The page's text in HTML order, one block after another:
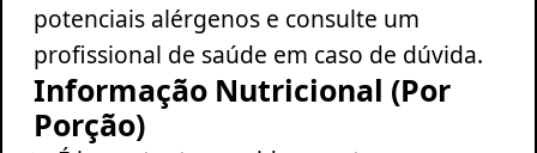
potenciais alérgenos e consulte um
profissional de saúde em caso de dúvida.
Informação Nutricional (Por
Porção)